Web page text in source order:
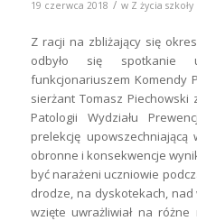
19 czerwca 2018 / w Z życia szkoły
Z racji na zbliżający się
odbyło się spotkanie
funkcjonariuszem Komendy
sierżant Tomasz Piechowski
Patologii Wydziału
prelekcję upowszechniającą
obronne i konsekwencje
być narażeni uczniowie
drodze, na dyskotekach, nad
wzięte uwrażliwiał na